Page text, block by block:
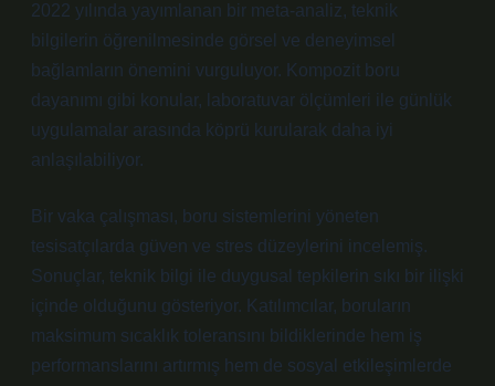
2022 yılında yayımlanan bir meta-analiz, teknik
bilgilerin öğrenilmesinde görsel ve deneyimsel
bağlamların önemini vurguluyor. Kompozit boru
dayanımı gibi konular, laboratuvar ölçümleri ile günlük
uygulamalar arasında köprü kurularak daha iyi
anlaşılabiliyor.
Bir vaka çalışması, boru sistemlerini yöneten
tesisatçılarda güven ve stres düzeylerini incelemiş.
Sonuçlar, teknik bilgi ile duygusal tepkilerin sıkı bir ilişki
içinde olduğunu gösteriyor. Katılımcılar, boruların
maksimum sıcaklık toleransını bildiklerinde hem iş
performanslarını artırmış hem de sosyal etkileşimlerde